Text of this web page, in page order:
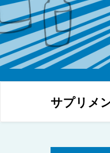
サプリメ